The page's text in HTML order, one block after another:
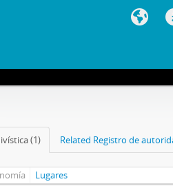
(1) Related Registro de
Lugares